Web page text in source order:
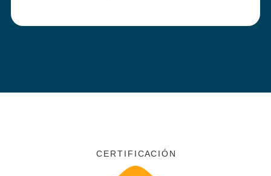
C E R T I F I C A C I Ó N